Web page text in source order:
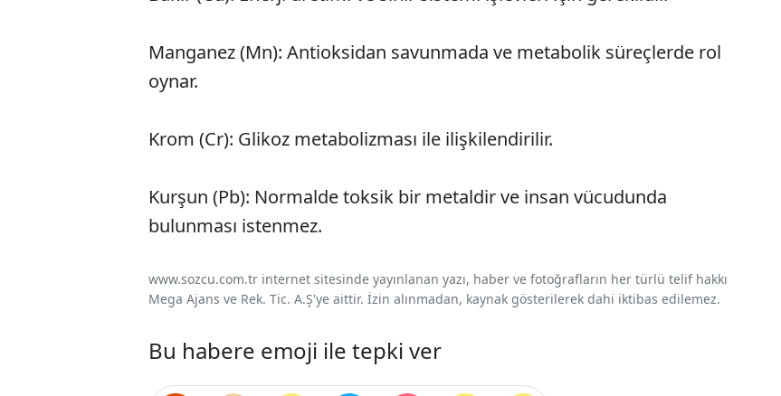
Manganez (Mn): Antioksidan savunmada ve metabolik süreçlerde rol
oynar.
Krom (Cr): Glikoz metabolizması ile ilişkilendirilir.
Kurşun (Pb): Normalde toksik bir metaldir ve insan vücudunda
bulunması istenmez.
www.sozcu.com.tr internet sitesinde yayınlanan yazı, haber ve fotoğrafların her türlü telif hakkı
Mega Ajans ve Rek. Tic. A.Ş'ye aittir. İzin alınmadan, kaynak gösterilerek dahi iktibas edilemez.
Bu habere emoji ile tepki ver